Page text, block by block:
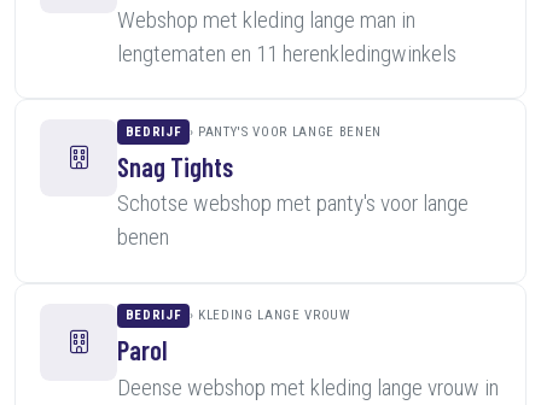
Webshop met kleding lange man in
lengtematen en 11 herenkledingwinkels
BEDRIJF PANTY'S VOOR LANGE BENEN
Snag Tights
Schotse webshop met panty's voor lange
benen
BEDRIJF KLEDING LANGE VROUW
Parol
Deense webshop met kleding lange vrouw in